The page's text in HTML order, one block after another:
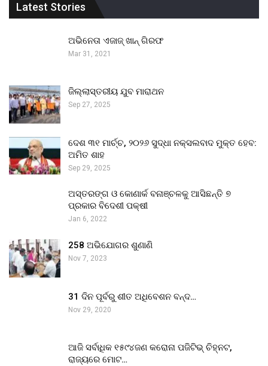
Latest Stories
ଅଭିନେତା ଏଜାଜ୍ ଖାନ୍ ଗିରଫ
Mar 31, 2021
ଜିଲ୍ଲାସ୍ତରୀୟ ଯୁବ ମାରାଥନ
Sep 27, 2025
ଦେଶ ୩୧ ମାର୍ଚ୍ଚ, ୨୦୨୬ ସୁଦ୍ଧା ନକ୍ସଲବାଦ ମୁକ୍ତ ହେବ:
ଅମିତ ଶାହ
Sep 29, 2025
ଅସ୍ତରଙ୍ଗ ଓ କୋଣାର୍କ ବନାଞ୍ଚଳକୁ ଆସିଛନ୍ତି ୭
ପ୍ରକାର ବିଦେଶୀ ପକ୍ଷୀ
Jan 6, 2022
258 ଅଭିଯୋଗର ଶୁଣାଣି
Nov 7, 2023
31 ଦିନ ପୂର୍ବରୁ ଶୀତ ଅଧିବେଶନ ବନ୍ଦ…
Nov 29, 2020
ଆଜି ସର୍ବାଧିକ ୧୫୯୪ଜଣ କରୋନା ପଜିଟିଭ୍ ଚିହ୍ନଟ,
ରାଜ୍ୟରେ ମୋଟ…